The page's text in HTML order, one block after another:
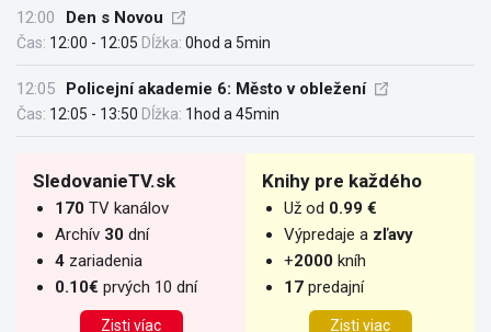
12:00 Den s Novou
Čas: 12:00 - 12:05 Dĺžka: 0hod a 5min
12:05 Policejní akademie 6: Město v obležení
Čas: 12:05 - 13:50 Dĺžka: 1hod a 45min
SledovanieTV.sk
170 TV kanálov
Archív 30 dní
4 zariadenia
0.10€ prvých 10 dní
Zisti víac
Knihy pre každého
Už od 0.99 €
Výpredaje a zľavy
+2000 kníh
17 predajní
Zisti viac